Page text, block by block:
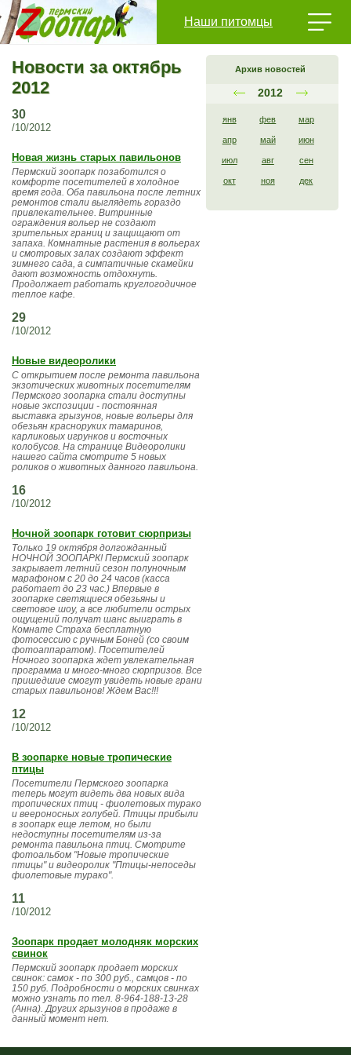
Наши питомцы
Архив новостей
2012
янв фев мар
апр май июн
июл авг сен
окт ноя дек
Новости за октябрь
2012
30
/10/2012
Новая жизнь старых павильонов
Пермский зоопарк позаботился о
комфорте посетителей в холодное
время года. Оба павильона после летних
ремонтов стали выглядеть гораздо
привлекательнее. Витринные
ограждения вольер не создают
зрительных границ и защищают от
запаха. Комнатные растения в вольерах
и смотровых залах создают эффект
зимнего сада, а симпатичные скамейки
дают возможность отдохнуть.
Продолжает работать круглогодичное
теплое кафе.
29
/10/2012
Новые видеоролики
С открытием после ремонта павильона
экзотических животных посетителям
Пермского зоопарка стали доступны
новые экспозиции - постоянная
выставка грызунов, новые вольеры для
обезьян красноруких тамаринов,
карликовых игрунков и восточных
колобусов. На странице Видеоролики
нашего сайта смотрите 5 новых
роликов о животных данного павильона.
16
/10/2012
Ночной зоопарк готовит сюрпризы
Только 19 октября долгожданный
НОЧНОЙ ЗООПАРК! Пермский зоопарк
закрывает летний сезон полуночным
марафоном с 20 до 24 часов (касса
работает до 23 час.) Впервые в
зоопарке светящиеся обезьяны и
световое шоу, а все любители острых
ощущений получат шанс выиграть в
Комнате Страха бесплатную
фотосессию с ручным Боней (со своим
фотоаппаратом). Посетителей
Ночного зоопарка ждет увлекательная
программа и много-много сюрпризов. Все
пришедшие смогут увидеть новые грани
старых павильонов! Ждем Вас!!!
12
/10/2012
В зоопарке новые тропические
птицы
Посетители Пермского зоопарка
теперь могут видеть два новых вида
тропических птиц - фиолетовых турако
и веероносных голубей. Птицы прибыли
в зоопарк еще летом, но были
недоступны посетителям из-за
ремонта павильона птиц. Смотрите
фотоальбом "Новые тропические
птицы" и видеоролик "Птицы-непоседы
фиолетовые турако".
11
/10/2012
Зоопарк продает молодняк морских
свинок
Пермский зоопарк продает морских
свинок: самок - по 300 руб., самцов - по
150 руб. Подробности о морских свинках
можно узнать по тел. 8-964-188-13-28
(Анна). Других грызунов в продаже в
данный момент нет.